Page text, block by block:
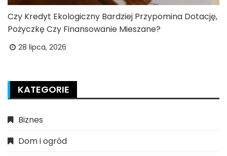
Czy Kredyt Ekologiczny Bardziej Przypomina Dotację,
Pożyczkę Czy Finansowanie Mieszane?
28 lipca, 2026
KATEGORIE
Biznes
Dom i ogród